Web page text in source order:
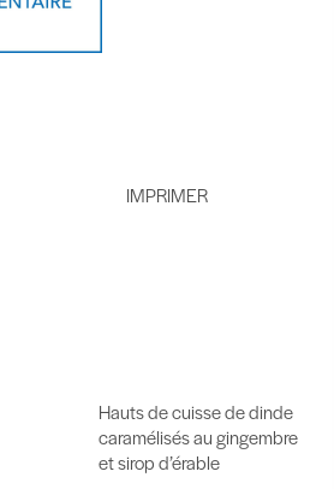
Hauts de cuisse de dinde
caramélisés au gingembre
et sirop d’érable